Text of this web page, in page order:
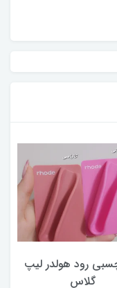
رود هولدر لیپ
گلاس